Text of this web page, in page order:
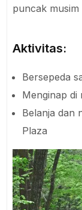
puncak musim
Aktivitas:
Bersepeda
Menginap
Belanja dan
Plaza